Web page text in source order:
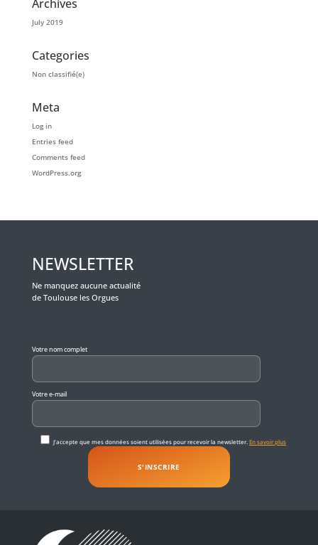
Archives
July 2019
Categories
Non classifié(e)
Meta
Log in
Entries feed
Comments feed
WordPress.org
NEWSLETTER
Ne manquez aucune actualité
de Toulouse les Orgues
Votre nom complet
Votre e-mail
J'accepte que mes données soient utilisées pour recevoir la newsletter.En savoir plus